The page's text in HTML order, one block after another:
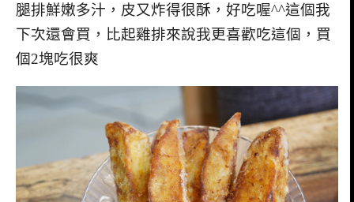
腿排鮮嫩多汁，皮又炸得很酥，好吃喔^^這個我
下次還會買，比起雞排來說我更喜歡吃這個，買
個2塊吃很爽